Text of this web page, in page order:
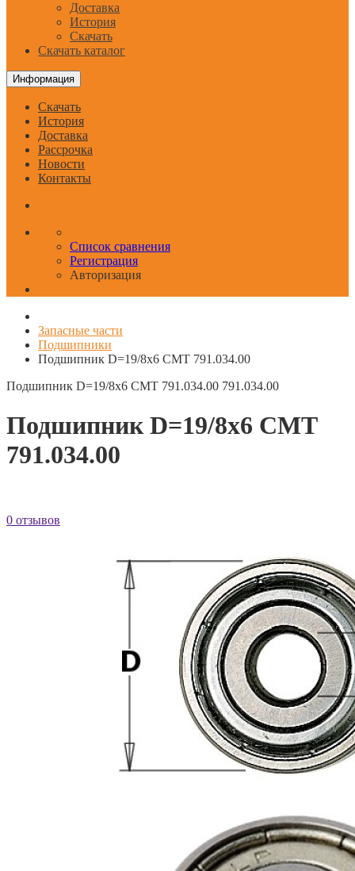
Доставка
История
Скачать
Скачать каталог
Информация
Скачать
История
Доставка
Рассрочка
Новости
Контакты
Список сравнения
Регистрация
Авторизация
Запасные части
Подшипники
Подшипник D=19/8x6 CMT 791.034.00
Подшипник D=19/8x6 CMT 791.034.00 791.034.00
Подшипник D=19/8x6 CMT
791.034.00
0 отзывов